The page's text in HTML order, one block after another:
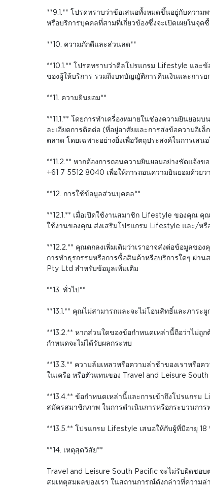
**9.1.** โปรดทราบว่าข้อเสนอทั้งหมดขึ้นอยู่กับควา
หรือบริการบุคคลที่สามที่เกี่ยวข้องซึ่งจะเปิดเผยในจุ
**10. ความภักดีและส่วนลด**
**10.1.** โปรดทราบว่าดีลโปรแกรม Lifestyle และ
ของผู้ให้บริการ รวมถึงบทบัญญัติการคืนเงินและการ
**11. ความยินยอม**
**11.1.** โดยการทำเครื่องหมายในช่องความยินย
ละเอียดการติดต่อ (ที่อยู่อาศัยและการส่งข้อความอิ
ตลาด โดยเฉพาะอย่างยิ่งเพื่อวัตถุประสงค์ในการเส
**11.2.** หากต้องการถอนความยินยอมอย่างชัดแจ้
+61 7 5512 8040 เพื่อให้การถอนความยินยอมด้ว
**12. การใช้ข้อมูลส่วนบุคคล**
**12.1.** เมื่อเปิดใช้งานสมาชิก Lifestyle ของคุณ คุ
ใช้งานของคุณ ส่งเสริมโปรแกรม Lifestyle และ/ห
**12.2.** คุณตกลงเพิ่มเติมว่าเราอาจส่งต่อข้อมูลขอ
การทำธุรกรรมหรือการซื้อสินค้าหรือบริการใดๆ ผ่า
Pty Ltd สำหรับข้อมูลเพิ่มเติม
**13. ทั่วไป**
**13.1.** คุณไม่สามารถและจะไม่โอนสิทธิ์และภาร
**13.2.** หากส่วนใดของข้อกำหนดเหล่านี้ถือว่าไม่ถู
กำหนดจะไม่ได้รับผลกระทบ
**13.3.** ความล้มเหลวหรือความล่าช้าของเราหรื
ในเครือ หรือตัวแทนของ Travel and Leisure
**13.4.** ข้อกำหนดเหล่านี้และการเข้าถึงโปรแกร
สมัครสมาชิกภาพ ในการดำเนินการหรือกระบวนกา
**13.5.** โปรแกรม Lifestyle เสนอให้กับผู้ที่มีอายุ
**14. เหตุสุดวิสัย**
Travel and Leisure South Pacific จะไม่รับผิดชอ
สมเหตุสมผลของเรา ในสถานการณ์ดังกล่าวที่ความ